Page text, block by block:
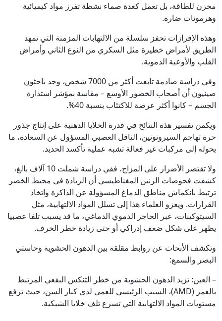
مخزن للطاقة، بل تعمل كغدة صماء نشطة تفرز مواد كيميائية
وهرمونات ضارة.
وهذه الإفرازات تحفز سلسلة من الالتهابات المزمنة التي تمهد
الطريق لأمراض خطيرة مثل السكري من النوع الثاني وأمراض
القلب والأوعية الدموية.
وفي دراسة صادمة تابعت أكثر من 7000 شخص، وجد باحثون
صينيون أن أصحاب الخصور الأوسع – مقاسة بمؤشر استدارة
الجسم – كانوا أكثر عرضة للاكتئاب بنسبة 40%.
ويكمن تفسير هذه النتائح في قدرة الخلايا الدهنية على إنتاج جذور
حرة تهاجم السيروتونين، الناقل العصبي المسؤول عن السعادة، ما
يحوله إلى مركبات غير فعالة تشبه عملية تأكسد الحديد.
ولا تقتصر الأضرار على المزاج، ففي دراسة شملت 10 آلاف بالغ،
كشفت فحوصات الرنين المغناطيسي أن الزيادة في محيط الخصر
ترتبط بانكماش مناطق الدماغ المسؤولة عن الذاكرة واتخاذ
القرارات. ويعزو العلماء هذا إلى تسلل المواد الالتهابية، مثل
السيتوكينات، عبر الحاجز الدموي الدماغي، ما قد يسبب تلفا عصبيا
يظهر على شكل ضعف إدراكي أو حتى زيادة خطر الخرف.
وتكشف الأبحاث عن روابط مقلقة بين الدهون الحشوية وحاستي
البصر والسمع:
– العين: تزيد الدهون الحشوية من خطر التنكس البقعي المرتبط
بالعمر (AMD)، السبب الرئيسي للعمى لدى كبار السن، حيث ترفع
مستويات المواد الالتهابية التي تسرع تلف خلايا الشبكية.